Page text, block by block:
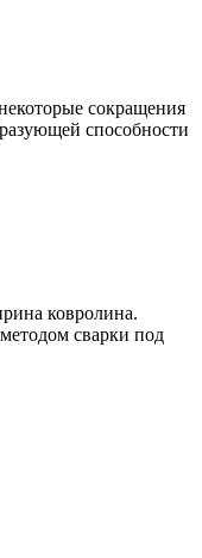
сокращения
способности
ковролина.
сварки под